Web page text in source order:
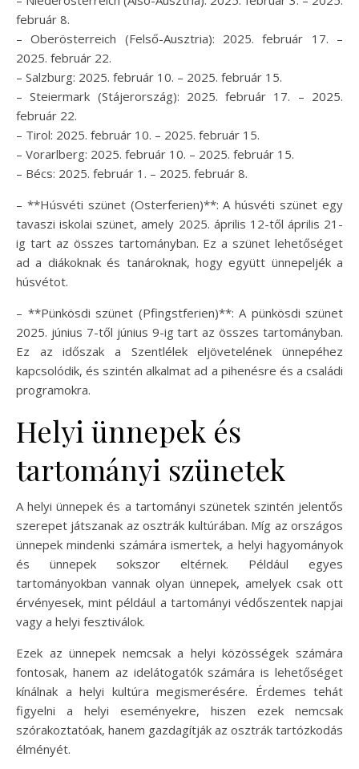
február 8.
– Oberösterreich (Felső-Ausztria): 2025. február 17. –
2025. február 22.
– Salzburg: 2025. február 10. – 2025. február 15.
– Steiermark (Stájerország): 2025. február 17. – 2025.
február 22.
– Tirol: 2025. február 10. – 2025. február 15.
– Vorarlberg: 2025. február 10. – 2025. február 15.
– Bécs: 2025. február 1. – 2025. február 8.
– **Húsvéti szünet (Osterferien)**: A húsvéti szünet egy
tavaszi iskolai szünet, amely 2025. április 12-től április 21-
ig tart az összes tartományban. Ez a szünet lehetőséget
ad a diákoknak és tanároknak, hogy együtt ünnepeljék a
húsvétot.
– **Pünkösdi szünet (Pfingstferien)**: A pünkösdi szünet
2025. június 7-től június 9-ig tart az összes tartományban.
Ez az időszak a Szentlélek eljövetelének ünnepéhez
kapcsolódik, és szintén alkalmat ad a pihenésre és a családi
programokra.
Helyi ünnepek és
tartományi szünetek
A helyi ünnepek és a tartományi szünetek szintén jelentős
szerepet játszanak az osztrák kultúrában. Míg az országos
ünnepek mindenki számára ismertek, a helyi hagyományok
és ünnepek sokszor eltérnek. Például egyes
tartományokban vannak olyan ünnepek, amelyek csak ott
érvényesek, mint például a tartományi védőszentek napjai
vagy a helyi fesztiválok.
Ezek az ünnepek nemcsak a helyi közösségek számára
fontosak, hanem az idelátogatók számára is lehetőséget
kínálnak a helyi kultúra megismerésére. Érdemes tehát
figyelni a helyi eseményekre, hiszen ezek nemcsak
szórakoztatóak, hanem gazdagítják az osztrák tartózkodás
élményét.